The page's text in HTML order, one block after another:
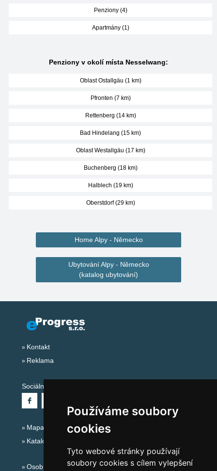
Používáme soubory
cookies
Tyto webové stránky používají
soubory cookies s cílem vylepšení
Penziony (4)
Apartmány (1)
Penziony v okolí místa Nesselwang:
Oblast Ostallgäu (1 km)
Pfronten (7 km)
Rettenberg (14 km)
Bad Hindelang (15 km)
Oblast Westallgäu (17 km)
Buchenberg (18 km)
Halblech (19 km)
Oberstdorf (29 km)
Home Alpy - Německo
Ubytování Alpy - Německo
(katalog ubytování)
Kontakt
Reklama
Sociální sítě:
Mapa serveru Alpy - Německo
Katalog ubytování
Osobní údaje